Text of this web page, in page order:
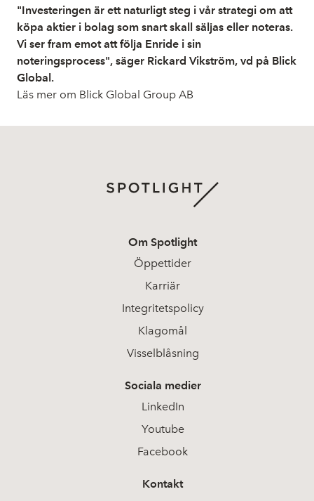
"Investeringen är ett naturligt steg i vår strategi om att
köpa aktier i bolag som snart skall säljas eller noteras.
Vi ser fram emot att följa Enride i sin
noteringsprocess", säger Rickard Vikström, vd på Blick
Global.
Läs mer om Blick Global Group AB
Om Spotlight
Öppettider
Karriär
Integritetspolicy
Klagomål
Visselblåsning
Sociala medier
LinkedIn
Youtube
Facebook
Kontakt